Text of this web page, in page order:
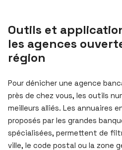
Outils et
les agences
région
Pour dénicher une agence
près de chez vous, les outils
meilleurs alliés. Les annuaires
proposés par les grandes
spécialisées, permettent de
ville, le code postal ou la zone